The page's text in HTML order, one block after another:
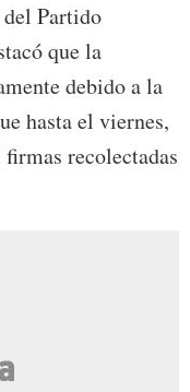
Partido
que la
debido a la
hasta el viernes,
recolectadas